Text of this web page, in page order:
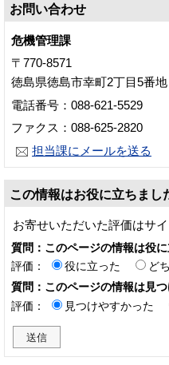
お問い合わせ
危機管理課
〒770-8571
徳島県徳島市幸町2丁目5番地
電話番号：088-621-5529
ファクス：088-625-2820
担当課にメールを送る
この情報はお役に立ちまし
お寄せいただいた評価はサ
質問：このページの情報は役
評価：
役に立った ど
質問：このページの情報は見
評価：
見つけやすかった